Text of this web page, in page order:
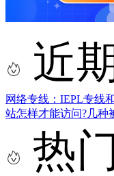
近
网络专线：IEPL专线
站怎样才能访问?几种
热